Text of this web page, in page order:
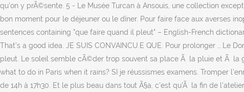
qu'on y prÃ©sente. 5 - Le Musée Turcan à Ansouis, une collection
bon moment pour le déjeuner ou le dîner. Pour faire face aux averses
sentences containing "que faire quand il pleut" – English-French
That’s a good idea. JE SUIS CONVAINCU.E QUE. Pour prolonger … Le
pleut. Le soleil semble cÃ©der trop souvent sa place Ã la pluie et Ã la
what to do in Paris when it rains? SI je réussismes examens. Tromper
de 14h à 17h30. Et le plus beau dans tout Ã§a, c'est qu'Ã la fin de